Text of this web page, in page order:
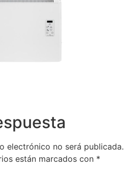
electrónico no será publicada.
están marcados con *